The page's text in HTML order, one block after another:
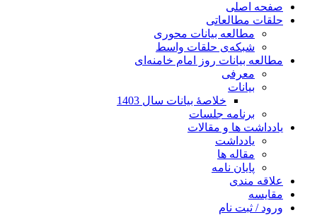
صفحه اصلی
حلقات مطالعاتی
مطالعه بیانات محوری
شبکه‌ی حلقات واسط
مطالعه بیانات روز امام خامنه‌ای
معرفی
بیانات
خلاصۀ بیانات سال 1403
برنامه جلسات
یادداشت ها و مقالات
یادداشت
مقاله ها
پایان نامه
علاقه مندی
مقایسه
ورود / ثبت نام